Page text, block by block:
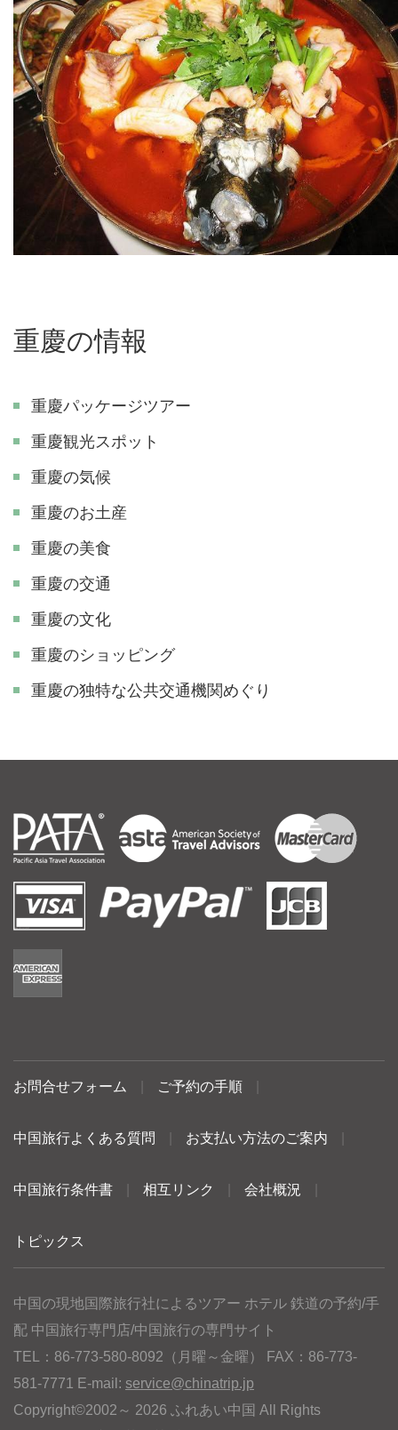
重慶の情報
重慶パッケージツアー
重慶観光スポット
重慶の気候
重慶のお土産
重慶の美食
重慶の交通
重慶の文化
重慶のショッピング
重慶の独特な公共交通機関めぐり
お問合せフォーム ご予約の手順
中国旅行よくある質問 お支払い方法のご案内
中国旅行条件書 相互リンク 会社概況
トピックス
中国の現地国際旅行社によるツアー ホテル 鉄道の予約/手
配 中国旅行専門店/中国旅行の専門サイト
TEL：86-773-580-8092（月曜～金曜） FAX：86-773-
581-7771 E-mail: service@chinatrip.jp
Copyright©2002～ 2026 ふれあい中国 All Rights